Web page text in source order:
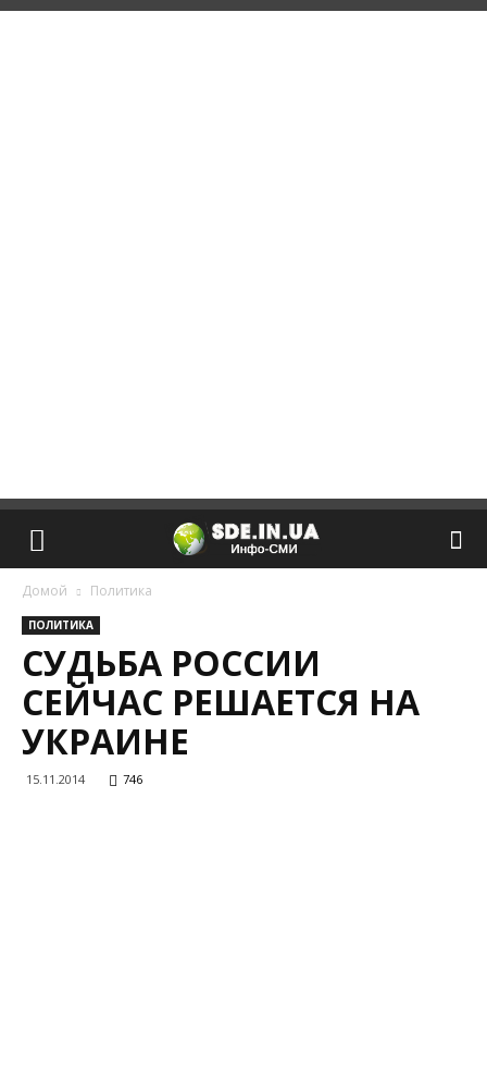
Домой Политика
ПОЛИТИКА
СУДЬБА РОССИИ
СЕЙЧАС РЕШАЕТСЯ НА
УКРАИНЕ
15.11.2014 746